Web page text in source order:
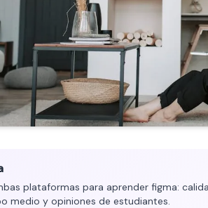
plataformas para aprender figma:
medio y opiniones de estudiantes.